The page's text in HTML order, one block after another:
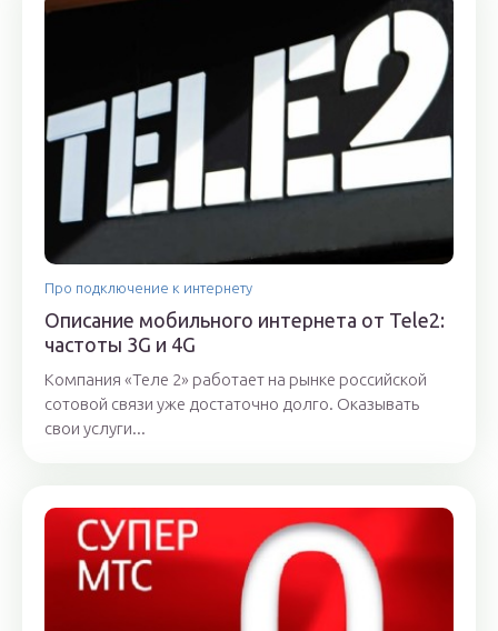
Про подключение к интернету
Описание мобильного интернета от Tele2:
частоты 3G и 4G
Компания «Теле 2» работает на рынке российской
сотовой связи уже достаточно долго. Оказывать
свои услуги...